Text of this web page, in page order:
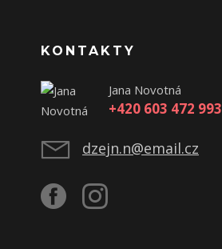
KONTAKTY
Jana Novotná
+420 603 472 993
dzejn.n@email.cz